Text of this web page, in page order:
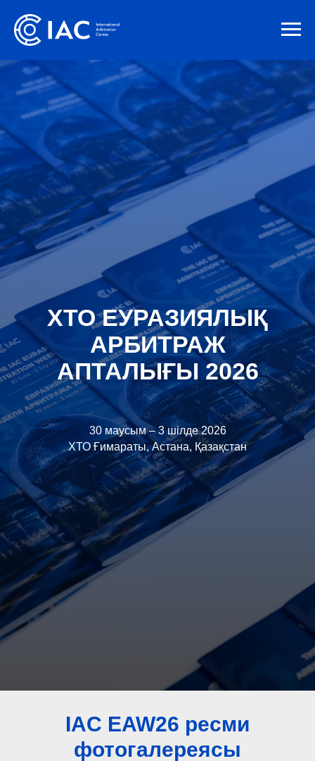
ХТО ЕУРАЗИЯЛЫҚ
АРБИТРАЖ
АПТАЛЫҒЫ 2026
30 маусым – 3 шілде 2026
ХТО Ғимараты, Астана, Қазақстан
IAC EAW26 ресми
фотогалереясы